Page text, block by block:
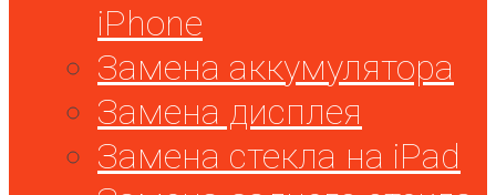
iPhone
Замена аккумулятора
Замена дисплея
Замена стекла на iPad